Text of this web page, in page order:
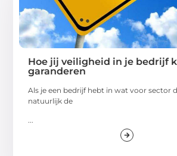
Hoe jij veiligheid in je bedrijf
garanderen
Als je een bedrijf hebt in wat voor sector
natuurlijk de